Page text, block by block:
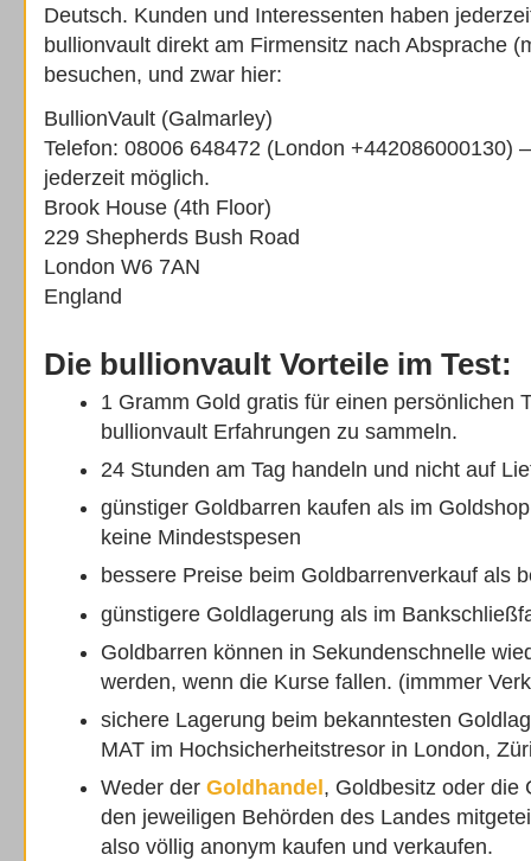
Deutsch. Kunden und Interessenten haben
bullionvault direkt am Firmensitz nach Absprache
besuchen, und zwar hier:
BullionVault (Galmarley)
Telefon: 08006 648472 (London +442086000130)
jederzeit möglich.
Brook House (4th Floor)
229 Shepherds Bush Road
London W6 7AN
England
Die bullionvault Vorteile im Test:
1 Gramm Gold gratis für einen persönlichen
bullionvault Erfahrungen zu sammeln.
24 Stunden am Tag handeln und nicht auf
günstiger Goldbarren kaufen als im
keine Mindestspesen
bessere Preise beim Goldbarrenverkauf als
günstigere Goldlagerung als im
Goldbarren können in Sekundenschnelle
werden, wenn die Kurse fallen. (immmer
sichere Lagerung beim bekanntesten
MAT im Hochsicherheitstresor in London,
Weder der Goldhandel , Goldbesitz oder die
den jeweiligen Behörden des Landes
also völlig anonym kaufen und verkaufen.